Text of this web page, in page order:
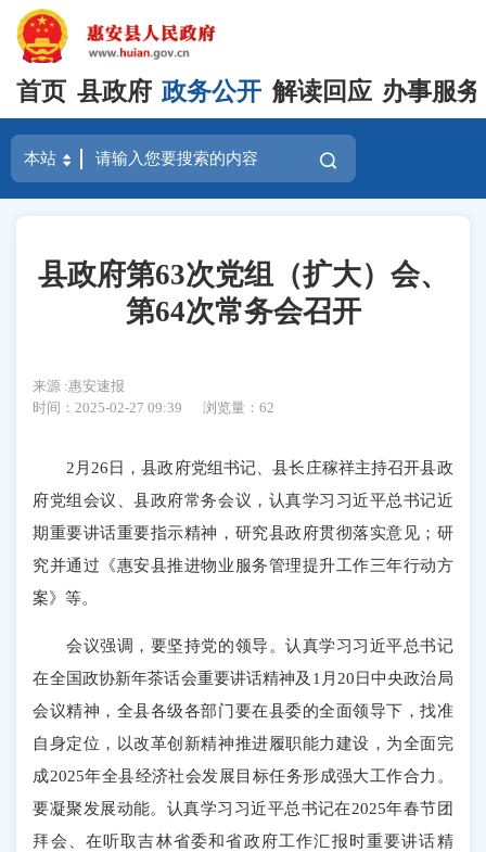
首页 县政府 政务公开 解读回应 办事服务
县政府第63次党组（扩大）会、
第64次常务会召开
来源 :惠安速报
时间：2025-02-27 09:39
浏览量：62
2月26日，县政府党组书记、县长庄稼祥主持召开县政
府党组会议、县政府常务会议，认真学习习近平总书记近
期重要讲话重要指示精神，研究县政府贯彻落实意见；研
究并通过《惠安县推进物业服务管理提升工作三年行动方
案》等。
会议强调，要坚持党的领导。认真学习习近平总书记
在全国政协新年茶话会重要讲话精神及1月20日中央政治局
会议精神，全县各级各部门要在县委的全面领导下，找准
自身定位，以改革创新精神推进履职能力建设，为全面完
成2025年全县经济社会发展目标任务形成强大工作合力。
要凝聚发展动能。认真学习习近平总书记在2025年春节团
拜会、在听取吉林省委和省政府工作汇报时重要讲话精